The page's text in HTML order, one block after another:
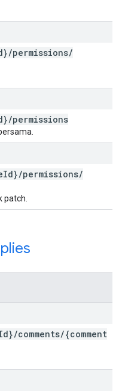
/permissions/
/permissions
Id}/permissions/
patch.
/comments/{comment